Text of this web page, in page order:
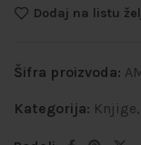
Dodaj na listu
Šifra proizvoda:
Kategorija: